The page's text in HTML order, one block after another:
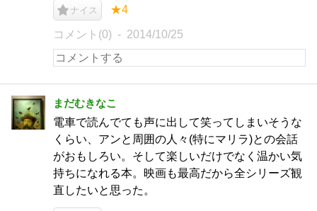
ナイス ★4
コメント(0) 2014/10/25
まだむきなこ
電車で読んでても声に出して笑ってしまいそうな
くらい、アンと周囲の人々(特にマリラ)との会話
がおもしろい。そして楽しいだけでなく温かい気
持ちになれる本。映画も最高だから全シリーズ観
直したいと思った。